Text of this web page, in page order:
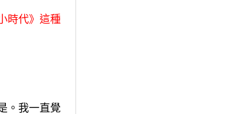
時代》這種
。我一直覺